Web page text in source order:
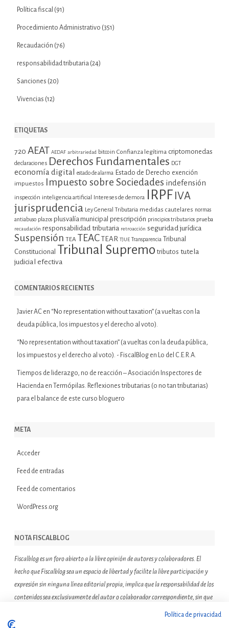
Política fiscal (91)
Procedimiento Administrativo (351)
Recaudación (76)
responsabilidad tributaria (24)
Sanciones (20)
Vivencias (12)
ETIQUETAS
720 AEAT AEDAF arbitrariedad bitcoin Confianza legítima criptomonedas
declaraciones Derechos Fundamentales DGT
economía digital estado de alarma Estado de Derecho exención
impuestos Impuesto sobre Sociedades indefensión
inspección inteligencia artificial Intereses de demora IRPF IVA
jurisprudencia Ley General Tributaria medidas cautelares normas
antiabuso plazos plusvalía municipal prescripción principios tributarios prueba
recaudación responsabilidad tributaria retroacción seguridad jurídica
Suspensión TEA TEAC TEAR TJUE Transparencia Tribunal
Constitucional Tribunal Supremo tributos tutela
judicial efectiva
COMENTARIOS RECIENTES
Javier AC en “No representation without taxation” (a vueltas con la
deuda pública, los impuestos y el derecho al voto).
“No representation without taxation” (a vueltas con la deuda pública,
los impuestos y el derecho al voto). - FiscalBlog en Lo del C.E.R.A.
Tiempos de liderazgo, no de reacción – Asociación Inspectores de
Hacienda en
Termópilas. Reflexiones tributarias (o no tan tributarias)
para el balance de este curso bloguero
META
Acceder
Feed de entradas
Feed de comentarios
WordPress.org
NOTA FISCALBLOG
Fiscalblog es un foro abierto a la libre opinión de autores y colaboradores. El
hecho que Fiscalblog sea un espacio de libertad y facilite la libre participación y
expresión sin ninguna línea editorial propia, implica que la responsabilidad de los
contenidos sea exclusivamente del autor o colaborador correspondiente, sin que
ello suponga que el resto de miembros de la comunidad de Fiscalblog asuman o
compartan las reflexiones u opiniones expresadas.
Política de privacidad